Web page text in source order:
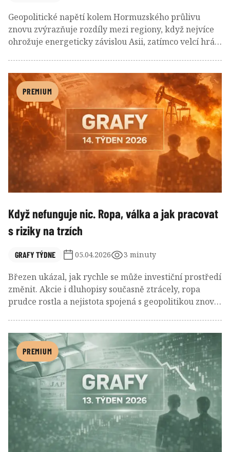
Geopolitické napětí kolem Hormuzského průlivu
znovu zvýrazňuje rozdíly mezi regiony, když nejvíce
ohrožuje energeticky závislou Asii, zatímco velcí hráči
zvýšené nejistoty, které však přichází v době, kdy
historická sezonalita tradičně hraje ve prospěch akcií,
a znovu tak otevírá otázku, zda současná nervozita
nepředstavuje spíše krátkodobý výkyv než začátek
hlubšího problému.
PREMIUM
Když nefunguje nic. Ropa, válka a jak pracovat
s riziky na trzích
GRAFY TÝDNE 05.04.2026 3 minuty
Březen ukázal, jak rychle se může investiční prostředí
změnit. Akcie i dluhopisy současně ztrácely, ropa
prudce rostla a nejistota spojená s geopolitikou znovu
PREMIUM